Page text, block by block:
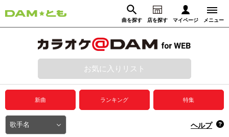
曲を探す 店を探す マイページ メニュー
動画からさがす 録音からさがす
ログイン
プレミアムサービス
DAM★とも動画
お気に入りリスト
新曲 ランキング 特集
ヘルプ